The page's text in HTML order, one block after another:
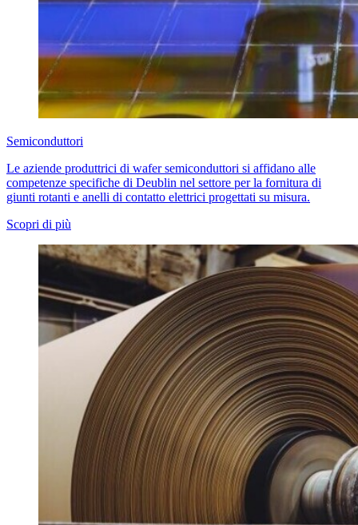
Semiconduttori
Le aziende produttrici di wafer semiconduttori si affidano alle
competenze specifiche di Deublin nel settore per la fornitura di
giunti rotanti e anelli di contatto elettrici progettati su misura.
Scopri di più